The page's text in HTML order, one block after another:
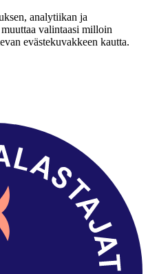
analytiikan ja
valintaasi milloin
evästekuvakkeen kautta.